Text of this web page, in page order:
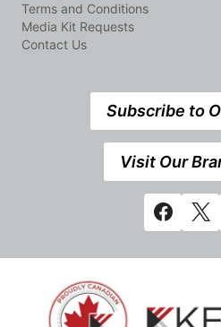
Terms and Conditions
Media Kit Requests
Contact Us
Subscribe to
Visit Our